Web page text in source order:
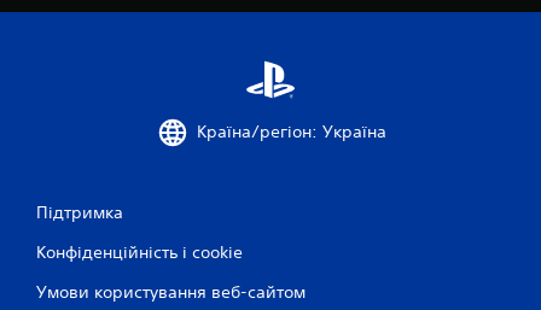
к
Країна/регіон: Україна
Підтримка
Конфіденційність і cookie
Умови користування веб-сайтом